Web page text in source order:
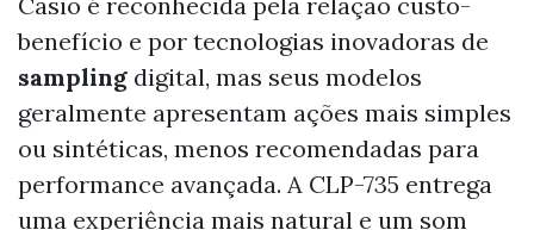
benefício e por tecnologias inovadoras de
sampling digital, mas seus modelos
geralmente apresentam ações mais simples
ou sintéticas, menos recomendadas para
performance avançada. A CLP-735 entrega
uma experiência mais natural e um som